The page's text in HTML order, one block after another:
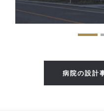
病院の設計